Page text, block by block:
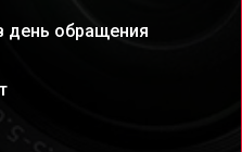
день обращения